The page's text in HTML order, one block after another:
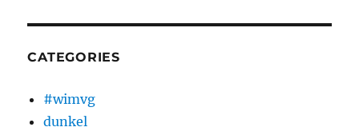
CATEGORIES
#wimvg
dunkel